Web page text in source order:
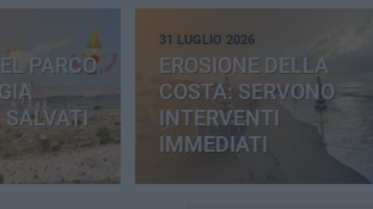
PARCO
31 LUGLIO 2026
EROSIONE DELLA
COSTA: SERVONO
INTERVENTI
IMMEDIATI